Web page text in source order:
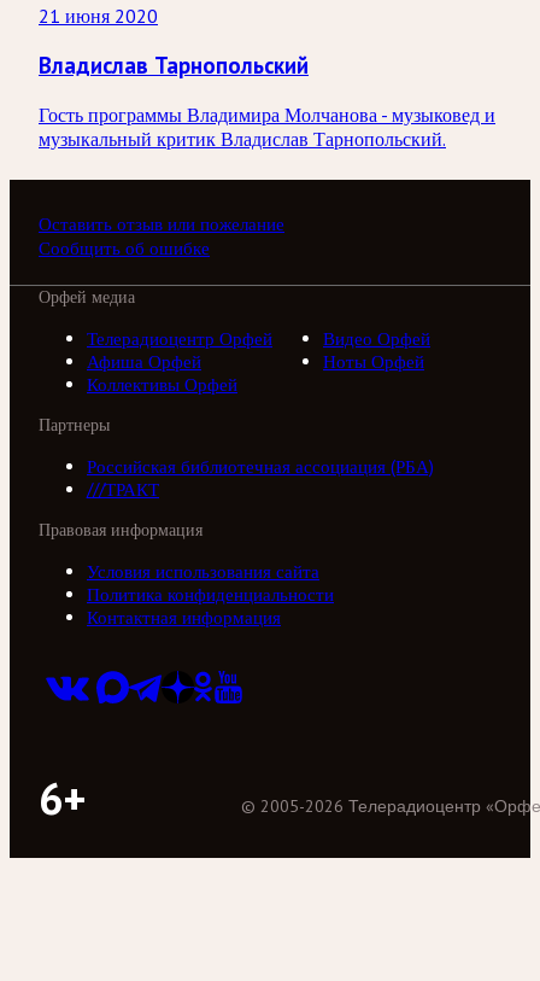
21 июня 2020
Владислав Тарнопольский
Гость программы Владимира Молчанова - музыковед и
музыкальный критик Владислав Тарнопольский.
Оставить отзыв или пожелание
Сообщить об ошибке
Орфей медиа
Телерадиоцентр Орфей
Видео Орфей
Афиша Орфей
Ноты Орфей
Коллективы Орфей
Партнеры
Российская библиотечная ассоциация (РБА)
///ТРАКТ
Правовая информация
Условия использования сайта
Политика конфиденциальности
Контактная информация
6+ © 2005-2026 Телерадиоцентр